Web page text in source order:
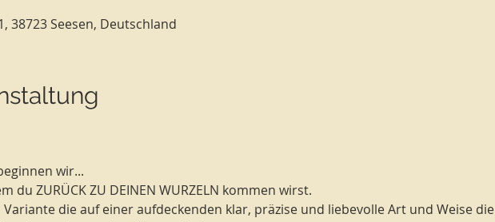
38723 Seesen, Deutschland
wir...
du ZURÜCK ZU DEINEN WURZELN kommen wirst.
die auf einer aufdeckenden klar, präzise und liebevolle Art und Weise die